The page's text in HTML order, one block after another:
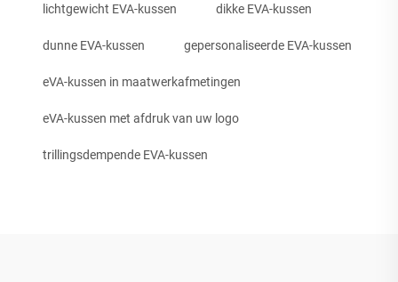
lichtgewicht EVA-kussen dikke EVA-kussen
dunne EVA-kussen gepersonaliseerde EVA-kussen
eVA-kussen in maatwerkafmetingen
eVA-kussen met afdruk van uw logo
trillingsdempende EVA-kussen